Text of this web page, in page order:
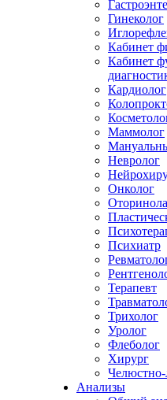
Гинеколог
Кабинет
Кабинет
Кардиолог
Маммолог
Невролог
Онколог
Психиатр
Терапевт
Трихолог
Уролог
Флеболог
Хирург
Анализы